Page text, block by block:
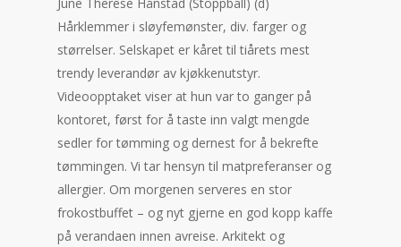
Hårklemmer i sløyfemønster, div. farger og
størrelser. Selskapet er kåret til tiårets mest
trendy leverandør av kjøkkenutstyr.
Videoopptaket viser at hun var to ganger på
kontoret, først for å taste inn valgt mengde
sedler for tømming og dernest for å bekrefte
tømmingen. Vi tar hensyn til matpreferanser og
allergier. Om morgenen serveres en stor
frokostbuffet – og nyt gjerne en god kopp kaffe
på verandaen innen avreise. Arkitekt og